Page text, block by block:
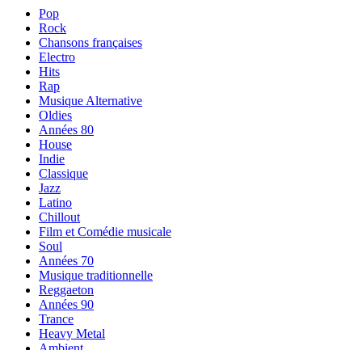
Pop
Rock
Chansons françaises
Electro
Hits
Rap
Musique Alternative
Oldies
Années 80
House
Indie
Classique
Jazz
Latino
Chillout
Film et Comédie musicale
Soul
Années 70
Musique traditionnelle
Reggaeton
Années 90
Trance
Heavy Metal